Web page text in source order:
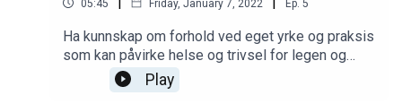
05:45 Friday, January 7, 2022 Ep. 5
Ha kunnskap om forhold ved eget yrke og praksis
som kan påvirke helse og trivsel for legen og
legens medarbeidere; samt kjenne til hvordan
yrkesskade kan forebygges. Podcasten er
Play